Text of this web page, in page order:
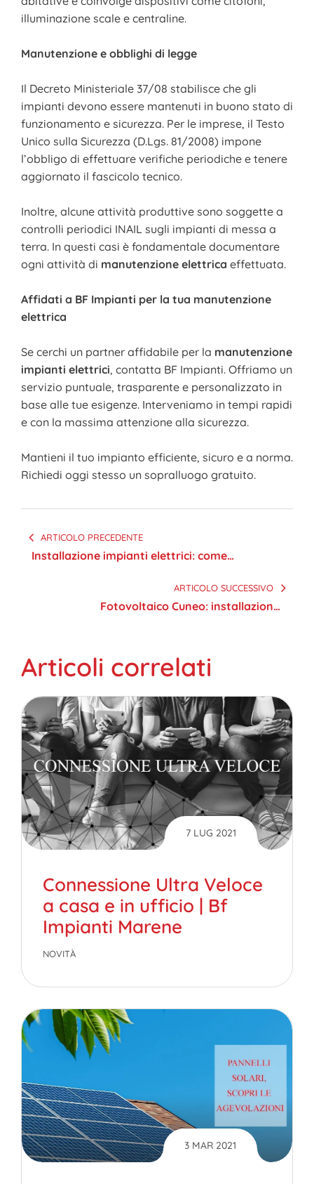
illuminazione scale e centraline.
Manutenzione e obblighi di legge
Il Decreto Ministeriale 37/08 stabilisce che gli
impianti devono essere mantenuti in buono stato di
funzionamento e sicurezza. Per le imprese, il Testo
Unico sulla Sicurezza (D.Lgs. 81/2008) impone
l’obbligo di effettuare verifiche periodiche e tenere
aggiornato il fascicolo tecnico.
Inoltre, alcune attività produttive sono soggette a
controlli periodici INAIL sugli impianti di messa a
terra. In questi casi è fondamentale documentare
ogni attività di manutenzione elettrica effettuata.
Affidati a BF Impianti per la tua manutenzione
elettrica
Se cerchi un partner affidabile per la manutenzione
impianti elettrici, contatta BF Impianti. Offriamo un
servizio puntuale, trasparente e personalizzato in
base alle tue esigenze. Interveniamo in tempi rapidi
e con la massima attenzione alla sicurezza.
Mantieni il tuo impianto efficiente, sicuro e a norma.
Richiedi oggi stesso un sopralluogo gratuito.
Navigazione
articoli
ARTICOLO PRECEDENTE
Installazione impianti elettrici: come
ARTICOLO SUCCESSIVO
Fotovoltaico Cuneo: installazione,
Articoli correlati
7 LUG 2021
Connessione Ultra Veloce
a casa e in ufficio | Bf
Impianti Marene
NOVITÀ
3 MAR 2021